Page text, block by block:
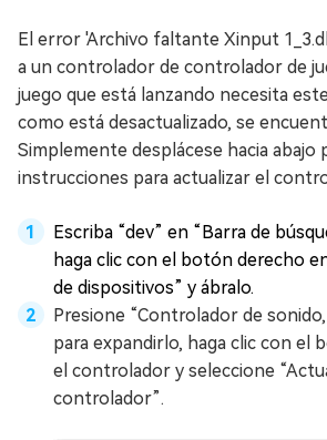
El error 'Archivo faltante Xinput
a un controlador de controlador de
juego que está lanzando necesita
como está desactualizado, se
Simplemente desplácese hacia abajo
instrucciones para actualizar el
Escriba “dev” en “Barra de
haga clic con el botón derecho
de dispositivos” y ábralo.
Presione “Controlador de
para expandirlo, haga clic con el
el controlador y seleccione
controlador”.